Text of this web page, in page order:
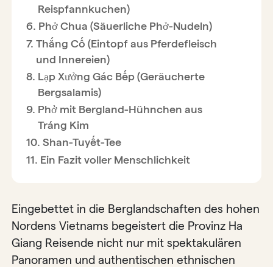
Reispfannkuchen)
Phở Chua (Säuerliche Phở-Nudeln)
Thắng Cố (Eintopf aus Pferdefleisch
und Innereien)
Lạp Xưởng Gác Bếp (Geräucherte
Bergsalamis)
Phở mit Bergland-Hühnchen aus
Tráng Kim
Shan-Tuyết-Tee
Ein Fazit voller Menschlichkeit
Eingebettet in die Berglandschaften des hohen
Nordens Vietnams begeistert die Provinz Ha
Giang Reisende nicht nur mit spektakulären
Panoramen und authentischen ethnischen